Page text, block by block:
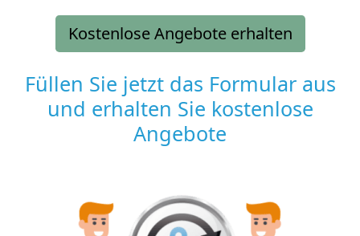
Kostenlose Angebote erhalten
Füllen Sie jetzt das Formular aus
und erhalten Sie kostenlose
Angebote